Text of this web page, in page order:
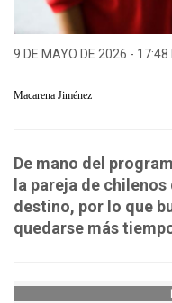
9 DE MAYO DE 2026 - 17:48
Macarena Jiménez
De mano del
la pareja de
destino, por lo que
quedarse más